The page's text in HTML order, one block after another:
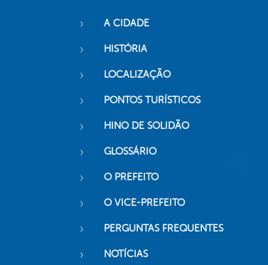
A CIDADE
HISTÓRIA
LOCALIZAÇÃO
PONTOS TURÍSTICOS
HINO DE SOLIDÃO
GLOSSÁRIO
O PREFEITO
O VICE-PREFEITO
PERGUNTAS FREQUENTES
NOTÍCIAS